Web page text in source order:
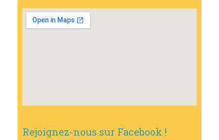
Rejoignez-nous sur Facebook !